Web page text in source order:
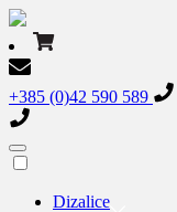
+385 (0)42 590 589
Dizalice